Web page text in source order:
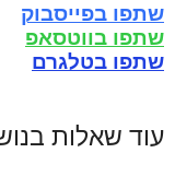
שתפו בפייסבוק
שתפו בווטסאפ
שתפו בטלגרם
עוד שאלות